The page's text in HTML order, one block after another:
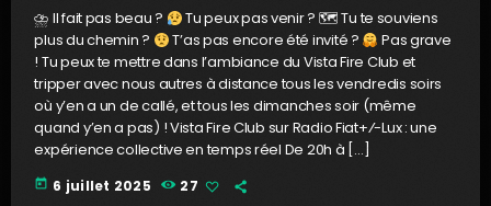
⛈ Il fait pas beau ?
Tu peux pas venir ? 🗺 Tu te souviens
plus du chemin ?
T’as pas encore été invité ?
Pas grave
! Tu peux te mettre dans l’ambiance du Vista Fire Club et
tripper avec nous autres à distance tous les vendredis soirs
où y’en a un de callé, et tous les dimanches soir (même
quand y’en a pas) ! Vista Fire Club sur Radio Fiat+⁄-Lux : une
expérience collective en temps réel De 20h à […]
today 6 juillet 2025 27